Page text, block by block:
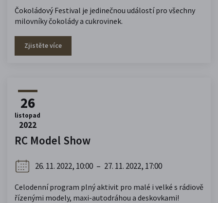
Čokoládový Festival je jedinečnou událostí pro všechny
milovníky čokolády a cukrovinek.
Zjistěte více
26
listopad
2022
RC Model Show
26. 11. 2022, 10:00 – 27. 11. 2022, 17:00
Celodenní program plný aktivit pro malé i velké s rádiově
řízenými modely, maxi-autodráhou a deskovkami!